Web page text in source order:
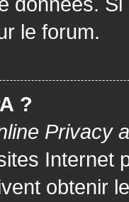
le forum.
?
Privacy
Internet
obtenir